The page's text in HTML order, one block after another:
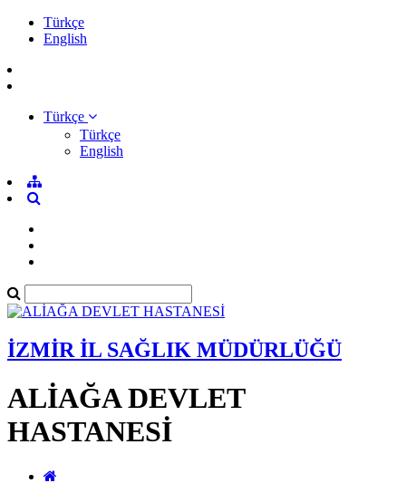
Türkçe
English
Türkçe
Türkçe
English
İZMİR İL SAĞLIK MÜDÜRLÜĞÜ
ALİAĞA DEVLET
HASTANESİ